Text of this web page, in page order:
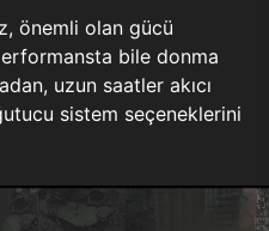
önemli olan gücü
bile donma
uzun saatler akıcı
sistem seçeneklerini